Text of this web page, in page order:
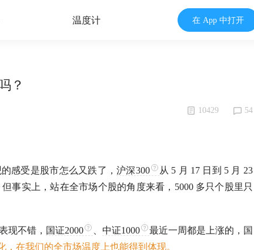
温度计 在 App 中打开
？
10429 54
感受是股市怎么又跌了，沪深300
从 5 月 17 日到 5 月 23
但事实上，站在全市场个股的角度来看，5000 多只个股里只
现不错， 国证2000 中证1000 最近一周都是上涨的， 国
，在我们的全市场温度上也能得到体现。